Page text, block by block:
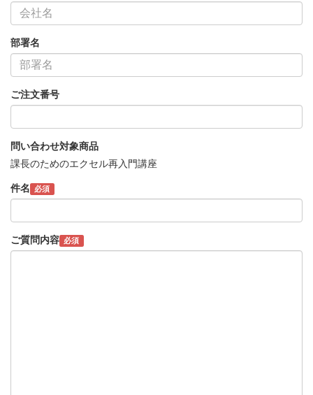
部署名
ご注文番号
問い合わせ対象商品
課長のためのエクセル再入門講座
件名 必須
ご質問内容 必須